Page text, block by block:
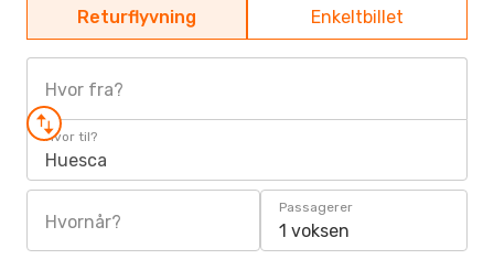
Returflyvning Enkeltbillet
Hvor fra?
Hvor til?
Huesca
Hvornår?
Passagerer
1 voksen